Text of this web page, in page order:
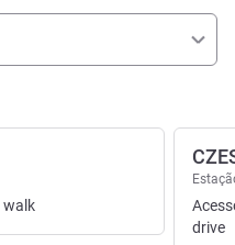
walk
drive